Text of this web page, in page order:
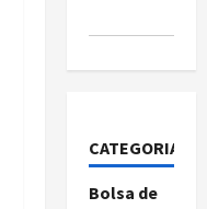
CATEGORIAS
Bolsa de